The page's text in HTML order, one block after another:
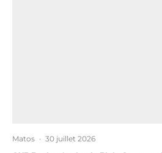
Matos · 30 juillet 2026